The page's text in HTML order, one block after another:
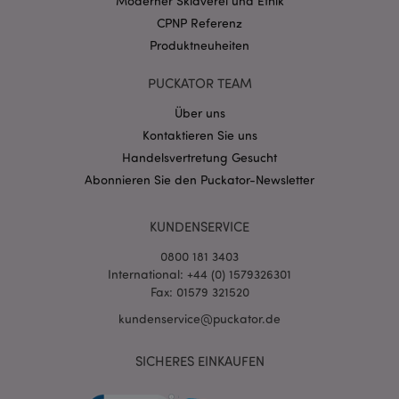
CPNP Referenz
Produktneuheiten
PUCKATOR TEAM
Über uns
Kontaktieren Sie uns
Handelsvertretung Gesucht
Abonnieren Sie den Puckator-Newsletter
KUNDENSERVICE
0800 181 3403
International: +44 (0) 1579326301
Fax: 01579 321520
kundenservice@puckator.de
SICHERES EINKAUFEN
.puckator.de
mage-cache-storage-section-